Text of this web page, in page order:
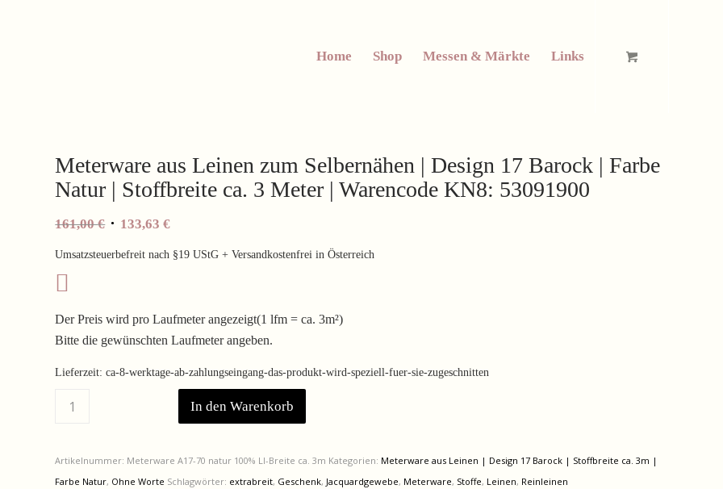
Home Shop Messen & Märkte Links
Meterware aus Leinen zum Selbernähen | Design 17 Barock | Farbe
Natur | Stoffbreite ca. 3 Meter | Warencode KN8: 53091900
161,00€ Ursprünglicher
war:
133,63€
ist:
Umsatzsteuerbefreit nach §19 UStG + Versandkostenfrei in Österreich
Der Preis wird pro Laufmeter angezeigt(1 lfm = ca. 3m²)
Bitte die gewünschten Laufmeter angeben.
Lieferzeit:ca-8-werktage-ab-zahlungseingang-das-produkt-wird-speziell-fuer-sie-zugeschnitten
In den Warenkorb
Artikelnummer: Meterware A17-70 natur 100% LI-Breite ca. 3m Kategorien: Meterware aus Leinen | Design 17 Barock | Stoffbreite ca. 3m |
Farbe Natur, Ohne Worte Schlagwörter: extrabreit, Geschenk, Jacquardgewebe, Meterware, Stoffe, Leinen, Reinleinen